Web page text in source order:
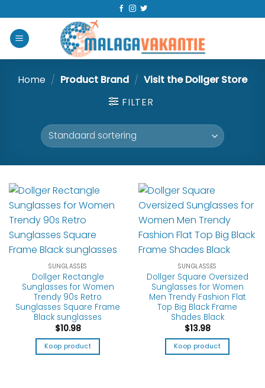
Home / Product Brand / Visit the Dollger Store
FILTER
SUNGLASSES
Dollger Rectangle
Sunglasses for Women
Trendy 90s Retro
Sunglasses Square Frame
Black sunglasses
$10.98
Koop product
SUNGLASSES
Dollger Square Oversized
Sunglasses for Women
Men Trendy Fashion Flat
Top Big Black Frame
Shades Black
$13.98
Koop product